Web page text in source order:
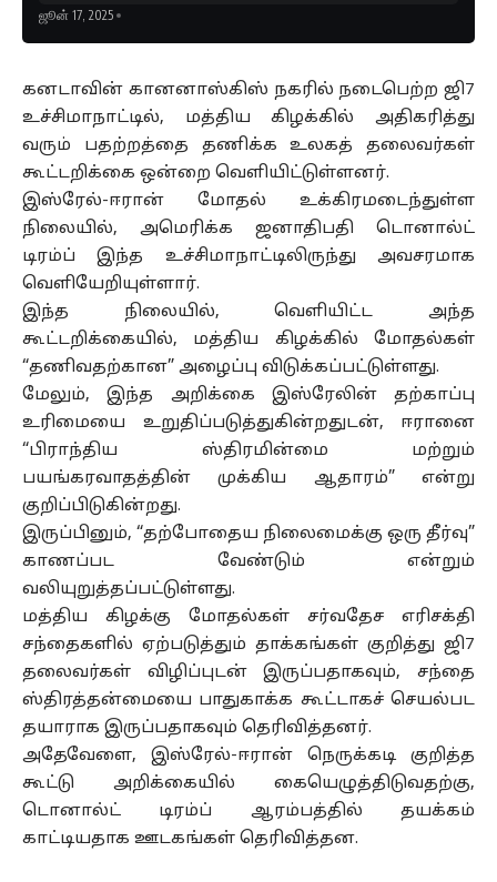
ஜூன் 17, 2025
கனடாவின் கானனாஸ்கிஸ் நகரில் நடைபெற்ற ஜி7
உச்சிமாநாட்டில், மத்திய கிழக்கில் அதிகரித்து
வரும் பதற்றத்தை தணிக்க உலகத் தலைவர்கள்
கூட்டறிக்கை ஒன்றை வெளியிட்டுள்ளனர்.
இஸ்ரேல்-ஈரான் மோதல் உக்கிரமடைந்துள்ள
நிலையில், அமெரிக்க ஜனாதிபதி டொனால்ட்
டிரம்ப் இந்த உச்சிமாநாட்டிலிருந்து அவசரமாக
வெளியேறியுள்ளார்.
இந்த நிலையில், வெளியிட்ட அந்த
கூட்டறிக்கையில், மத்திய கிழக்கில் மோதல்கள்
“தணிவதற்கான” அழைப்பு விடுக்கப்பட்டுள்ளது.
மேலும், இந்த அறிக்கை இஸ்ரேலின் தற்காப்பு
உரிமையை உறுதிப்படுத்துகின்றதுடன், ஈரானை
“பிராந்திய ஸ்திரமின்மை மற்றும்
பயங்கரவாதத்தின் முக்கிய ஆதாரம்” என்று
குறிப்பிடுகின்றது.
இருப்பினும், “தற்போதைய நிலைமைக்கு ஒரு தீர்வு”
காணப்பட வேண்டும் என்றும்
வலியுறுத்தப்பட்டுள்ளது.
மத்திய கிழக்கு மோதல்கள் சர்வதேச எரிசக்தி
சந்தைகளில் ஏற்படுத்தும் தாக்கங்கள் குறித்து ஜி7
தலைவர்கள் விழிப்புடன் இருப்பதாகவும், சந்தை
ஸ்திரத்தன்மையை பாதுகாக்க கூட்டாகச் செயல்பட
தயாராக இருப்பதாகவும் தெரிவித்தனர்.
அதேவேளை, இஸ்ரேல்-ஈரான் நெருக்கடி குறித்த
கூட்டு அறிக்கையில் கையெழுத்திடுவதற்கு,
டொனால்ட் டிரம்ப் ஆரம்பத்தில் தயக்கம்
காட்டியதாக ஊடகங்கள் தெரிவித்தன.